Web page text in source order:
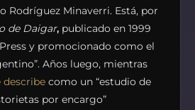
Rodríguez Minaverri. Está, por
de Daigar, publicado en 1999
y promocionado como el
Años luego, mientras
describe como un “estudio de
por encargo”